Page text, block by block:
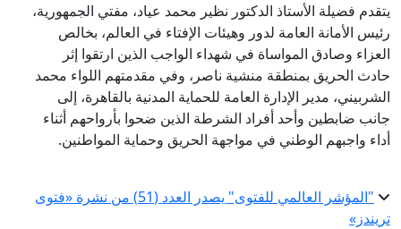
يتقدم فضيلة الأستاذ الدكتور نظير محمد عياد، مفتي الجمهورية،
رئيس الأمانة العامة لدور وهيئات الإفتاء في العالم، بخالص
العزاء وصادق المواساة في شهداء الواجب الذين ارتقوا إثر
حادث الحريق بمنطقة منشية ناصر، وفي مقدمتهم اللواء محمد
الشربيني، مدير الإدارة العامة للحماية المدنية بالقاهرة، إلى
جانب ضابطين وأحد أفراد الشرطة الذين ضحوا بأرواحهم أثناء
أداء واجبهم الوطني في مواجهة الحريق وحماية المواطنين.
"المؤشر العالمي للفتوى" يصدر العدد (51) من نشرة «فتوى
تريندز»